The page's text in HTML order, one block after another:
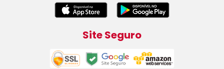
Site Seguro